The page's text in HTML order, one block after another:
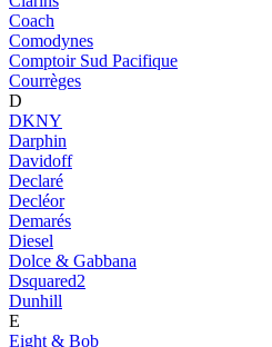
Coach
Comodynes
Comptoir Sud Pacifique
Courrèges
D
DKNY
Darphin
Davidoff
Declaré
Decléor
Demarés
Diesel
Dolce & Gabbana
Dsquared2
Dunhill
E
Eight & Bob